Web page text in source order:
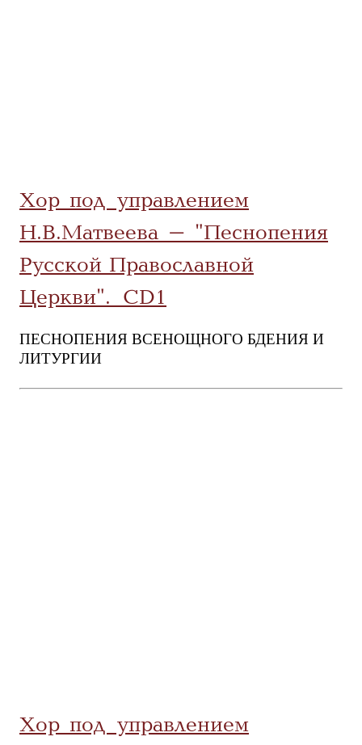
Хор под управлением
Н.В.Матвеева - "Песнопения
Русской Православной
Церкви". CD1
ПЕСНОПЕНИЯ ВСЕНОЩНОГО БДЕНИЯ И
ЛИТУРГИИ
Хор под управлением